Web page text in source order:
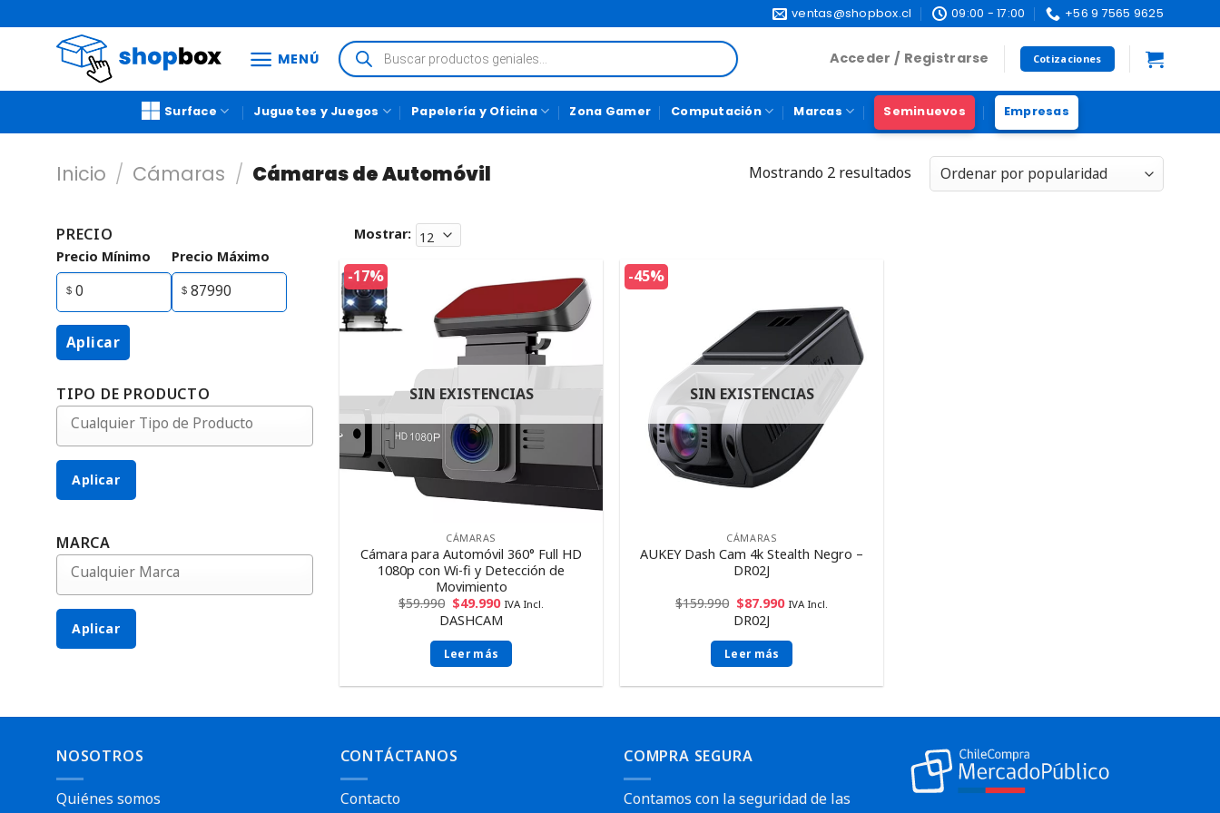
ventas@shopbox.cl 09:00 - 17:00 +56 9 7565 9625
MENÚ Acceder / Registrarse Cotizaciones
Surface Juguetes y Juegos Papelería y Oficina Zona Gamer Computación Marcas Seminuevos Empresas
Inicio / Cámaras / Cámaras de Automóvil Mostrando 2 resultados
PRECIO
Precio Mínimo Precio Máximo
Aplicar
TIPO DE PRODUCTO
Aplicar
MARCA
Aplicar
Mostrar:
-17%
SIN EXISTENCIAS
CÁMARAS
Cámara para Automóvil 360° Full HD
1080p con Wi-fi y Detección de
Movimiento
$59.990 $49.990 IVA Incl.
DASHCAM
Leer más
-45%
SIN EXISTENCIAS
CÁMARAS
AUKEY Dash Cam 4k Stealth Negro –
DR02J
$159.990 $87.990 IVA Incl.
DR02J
Leer más
NOSOTROS
Quiénes somos
CONTÁCTANOS
Contacto
COMPRA SEGURA
Contamos con la seguridad de las